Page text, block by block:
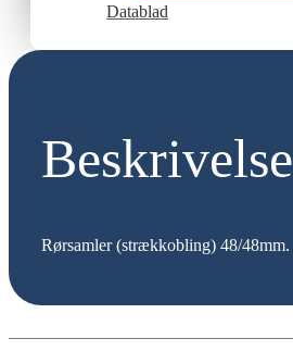
Datablad
Beskrivelse
Rørsamler (strækkobling) 48/48mm.